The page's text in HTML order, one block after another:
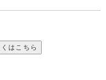
はこちら